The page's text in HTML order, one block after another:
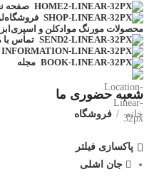
صفحه
فروشگاه
محصولات مورنگ موادکلن و اسپری
تماس با
مجله
شعبه حضوری ما
خانه فروشگاه
پاکسازی فیلتر
جان اشلی